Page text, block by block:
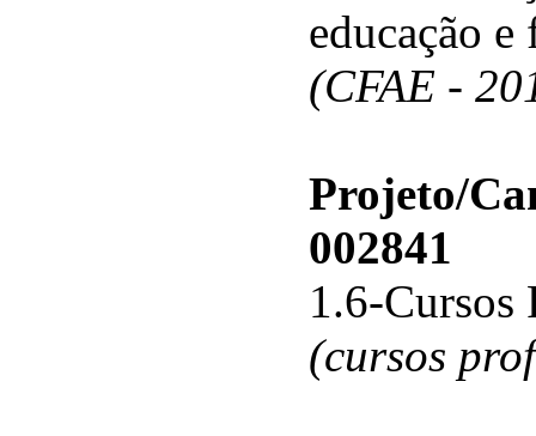
educação e
(CFAE -
Projeto/
002841
1.6-Cursos
(cursos